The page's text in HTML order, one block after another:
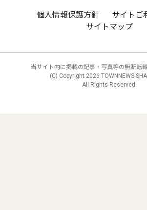
個人情報保護方針
サイトご
サイトマップ
当サイト内に掲載の記事・写真等の無断転載
(C) Copyright 2026 TOWNNEWS-SHA
All Rights Reserved.